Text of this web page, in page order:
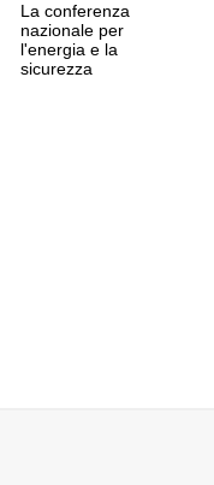
La conferenza
nazionale per
l'energia e la
sicurezza